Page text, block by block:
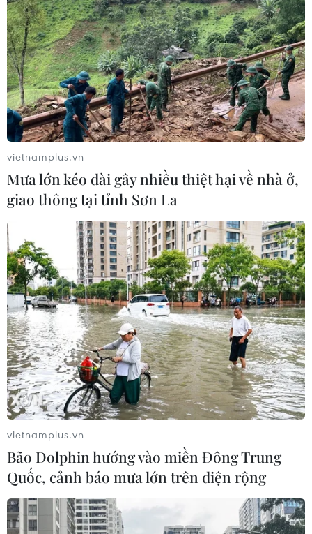
Chủ tịch Hạ viện Mỹ: Tổng thống Trump
đã thừa nhận hành vi hối lộ
14/11/2019 23:04
Chủ tịch Hạ viện Mỹ nhấn mạnh: “Khoản hối lộ là cho
phép hoặc từ chối hỗ trợ quân sự để đổi lại một tuyên
bố công khai về một cuộc điều tra giả mạo đối với
những cuộc bầu cử. Đó là hối lộ."
vietnamplus.vn
Mưa lớn kéo dài gây nhiều thiệt hại về nhà ở,
giao thông tại tỉnh Sơn La
vietnamplus.vn
Bão Dolphin hướng vào miền Đông Trung
Quốc, cảnh báo mưa lớn trên diện rộng